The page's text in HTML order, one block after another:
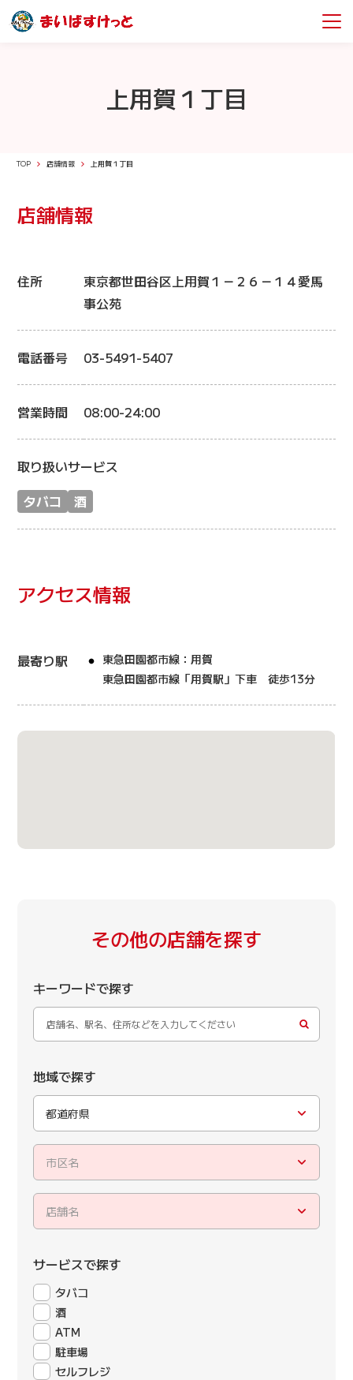
上用賀１丁目
TOP 店舗情報 上用賀１丁目
店舗情報
住所
東京都世田谷区上用賀１－２６－１４愛馬
事公苑
電話番号 03-5491-5407
営業時間 08:00-24:00
取り扱いサービス
タバコ
酒
アクセス情報
最寄り駅
東急田園都市線：用賀
東急田園都市線「用賀駅」下車 徒歩13分
その他の店舗を探す
キーワードで探す
地域で探す
都道府県
市区名
店舗名
サービスで探す
タバコ
酒
ATM
駐車場
セルフレジ